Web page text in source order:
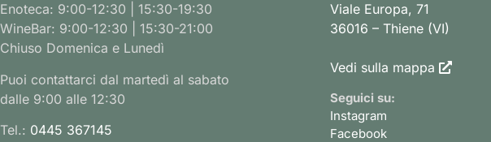
Enoteca: 9:00-12:30 | 15:30-19:30
WineBar: 9:00-12:30 | 15:30-21:00
Chiuso Domenica e Lunedì
Puoi contattarci dal martedì al sabato
dalle 9:00 alle 12:30
Tel.: 0445 367145
Viale Europa, 71
36016 – Thiene (VI)
Vedi sulla mappa
Seguici su:
Instagram
Facebook